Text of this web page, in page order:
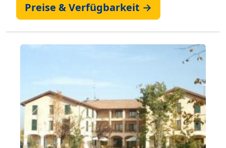
Preise & Verfügbarkeit →
Zurück Weiter